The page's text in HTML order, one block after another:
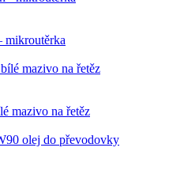
mikroutěrka
mazivo na řetěz